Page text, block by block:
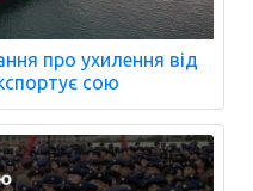
про ухилення від
сою